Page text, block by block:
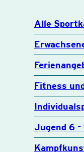
Alle
Fitness
Jugend 6 -